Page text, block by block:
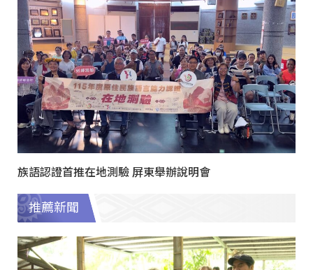
族語認證首推在地測驗 屏東舉辦說明會
推薦新聞